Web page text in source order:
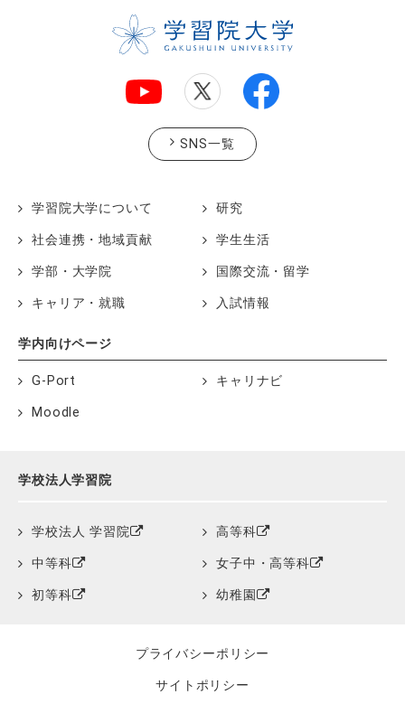
SNS一覧
学習院大学について 研究
社会連携・地域貢献 学生生活
学部・大学院 国際交流・留学
キャリア・就職 入試情報
学内向けページ
G-Port キャリナビ
Moodle
学校法人学習院
学校法人 学習院 高等科
中等科 女子中・高等科
初等科 幼稚園
プライバシーポリシー
サイトポリシー